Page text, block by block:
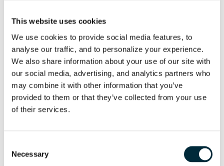
This website uses cookies
We use cookies to provide social media features, to
analyse our traffic, and to personalize your experience.
We also share information about your use of our site with
our social media, advertising, and analytics partners who
may combine it with other information that you’ve
provided to them or that they’ve collected from your use
of their services.
Selection
Necessary